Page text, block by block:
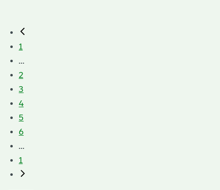
1
...
2
3
4
5
6
...
1